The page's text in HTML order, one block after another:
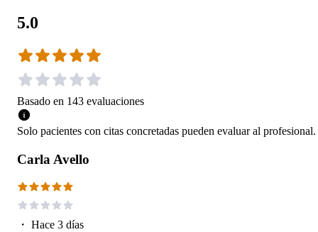
5.0
Basado en 143 evaluaciones
Solo pacientes con citas concretadas pueden evaluar al profesional.
Carla Avello
・ Hace 3 días